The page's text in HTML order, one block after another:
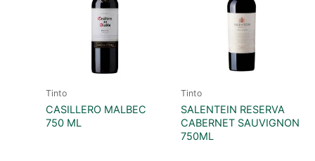
Tinto
CASILLERO MALBEC
750 ML
Tinto
SALENTEIN RESERVA
CABERNET SAUVIGNON
750ML